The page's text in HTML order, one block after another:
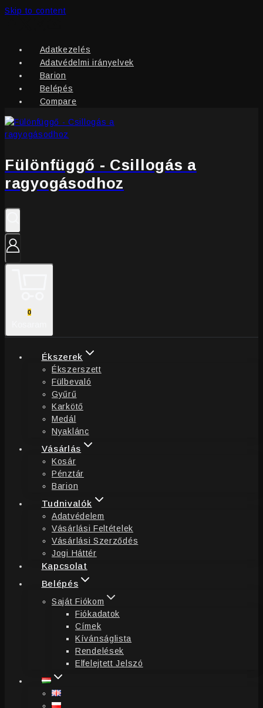
Skip to content
Adatkezelés
Adatvédelmi irányelvek
Barion
Belépés
Compare
Fülönfüggő - Csillogás a
ragyogásodhoz
0
Ékszerek
Ékszerszett
Fülbevaló
Gyűrű
Karkötő
Medál
Nyaklánc
Vásárlás
Kosár
Pénztár
Barion
Tudnivalók
Adatvédelem
Vásárlási Feltételek
Vásárlási Szerződés
Jogi Háttér
Kapcsolat
Belépés
Saját Fiókom
Fiókadatok
Címek
Kívánságlista
Rendelések
Elfelejtett Jelszó